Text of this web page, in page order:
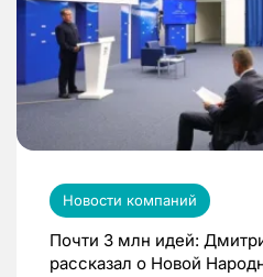
Новости компаний
Почти 3 млн идей:
рассказал о Новой